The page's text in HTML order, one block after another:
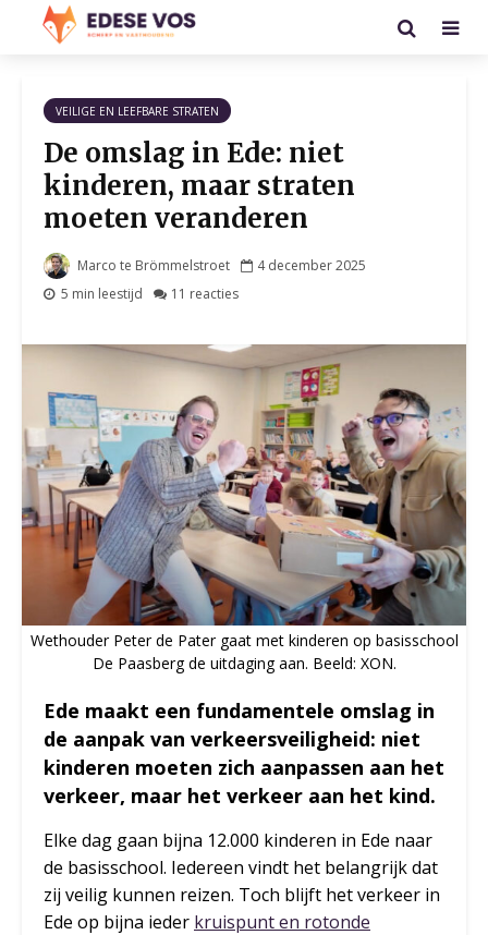
VEILIGE EN LEEFBARE STRATEN
De omslag in Ede: niet
kinderen, maar straten
moeten veranderen
Marco te Brömmelstroet
4 december 2025
5 min leestijd
11 reacties
Wethouder Peter de Pater gaat met kinderen op basisschool
De Paasberg de uitdaging aan. Beeld: XON.
Ede maakt een fundamentele omslag in
de aanpak van verkeersveiligheid: niet
kinderen moeten zich aanpassen aan het
verkeer, maar het verkeer aan het kind.
Elke dag gaan bijna 12.000 kinderen in Ede naar
de basisschool. Iedereen vindt het belangrijk dat
zij veilig kunnen reizen. Toch blijft het verkeer in
Ede op bijna ieder kruispunt en rotonde